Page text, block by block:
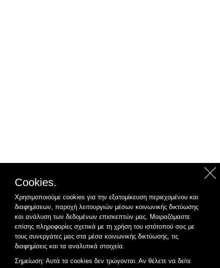
Cookies.
Χρησιμοποιούμε cookies για την εξατομίκευση περιεχομένου και
διαφημίσεων, παροχή λειτουργιών μέσων κοινωνικής δικτύωσης
και ανάλυση των δεδομένων επισκεπτών μας. Μοιραζόμαστε
επίσης πληροφορίες σχετικά με τη χρήση του ιστότοπού σας με
τους συνεργάτες μας στα μέσα κοινωνικής δικτύωσης, τις
διαφημίσεις και τα αναλυτικά στοιχεία.
Σημείωση: Αυτά τα cookies δεν τρώγονται. Αν θέλετε να δείτε